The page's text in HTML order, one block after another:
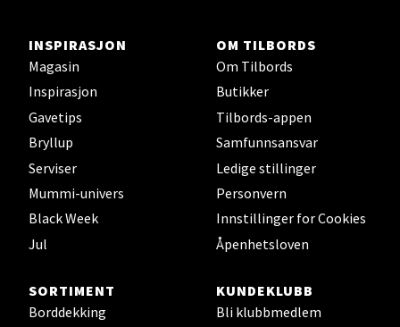
INSPIRASJON
Magasin
Inspirasjon
Gavetips
Bryllup
Serviser
Mummi-univers
Black Week
Jul
OM TILBORDS
Om Tilbords
Butikker
Tilbords-appen
Samfunnsansvar
Ledige stillinger
Personvern
Innstillinger for Cookies
Åpenhetsloven
SORTIMENT
Borddekking
KUNDEKLUBB
Bli klubbmedlem
Velg
Bergen - Thon Senter Lagunen
Laguneveien 1, 5239 Bergen
Åpent i dag 10-21